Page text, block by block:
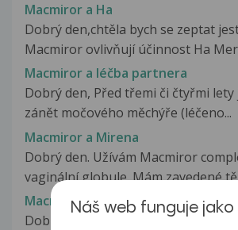
Macmiror a Ha
Dobrý den,chtěla bych se zeptat
Macmiror ovlivňují účinnost Ha
Macmiror a léčba partnera
Dobrý den, Před třemi či čtyřmi lety
zánět močového měchýře (léčeno...
Macmiror a Mirena
Dobrý den. Užívám Macmiror
vaginální globule. Mám zavedené
Macmiror complex
Dobrý den, chtěla bych se zeptat
Náš web funguje jako